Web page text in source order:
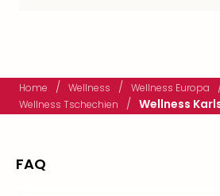
Home / Wellness / Wellness Europa
Wellness Tschechien / Wellness
FAQ